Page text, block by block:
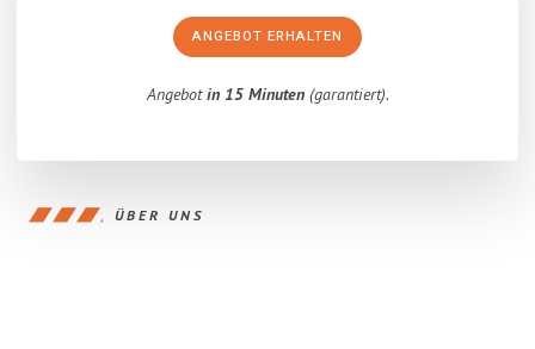
ANGEBOT ERHALTEN
Angebotin 15 Minuten(garantiert).
ÜBER UNS